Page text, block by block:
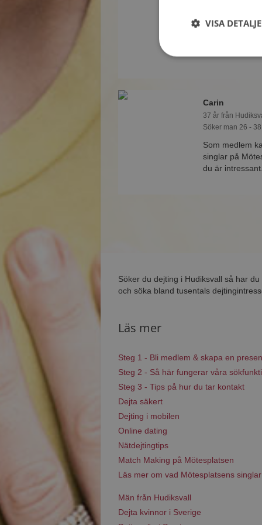
Vad jobbar
Carin
37 år från
Söker man 26 -
Som medlem
singlar på
du är intressant.
Söker du dejting i Hudiksvall så har
och söka bland tusentals
Läs mer
Steg 1 - Bli medlem & skapa en
Steg 2 - Så här fungerar våra
Steg 3 - Tips på hur du tar kontakt
Dejta säkert
Dejting i mobilen
Online dating
Nätdejtingtips
Match Making på Mötesplatsen
Läs mer om vad Mötesplatsens
Män från Hudiksvall
Dejta kvinnor i Sverige
VISA